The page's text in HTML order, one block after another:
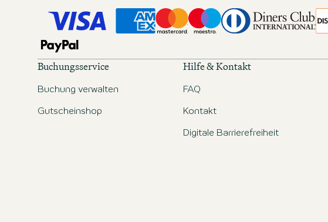
Buchungsservice
Buchung verwalten
Gutscheinshop
Hilfe & Kontakt
FAQ
Kontakt
Digitale Barrierefreiheit